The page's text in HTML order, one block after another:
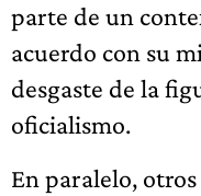
parte de un
acuerdo con su
desgaste de la
oficialismo.
En paralelo,